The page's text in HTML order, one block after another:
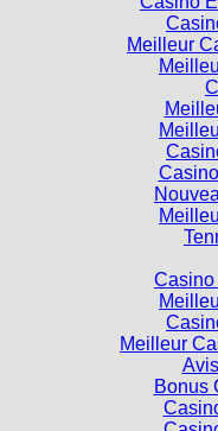
Meilleur
Meilleur
Bonus